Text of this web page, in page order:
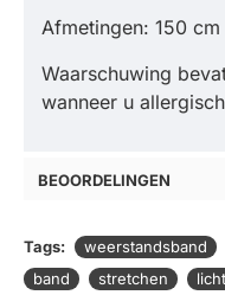
Afmetingen: 150 cm
Waarschuwing
wanneer u
BEOORDELINGEN
Tags: weerstandsband
band
stretchen licht